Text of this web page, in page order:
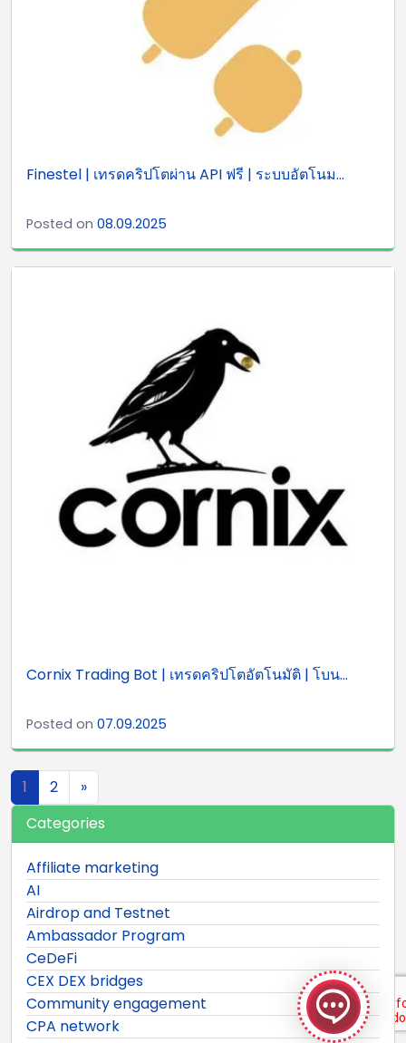
Finestel | เทรดคริปโตผ่าน API ฟรี | ระบบอัตโนม...
Posted on 08.09.2025
Cornix Trading Bot | เทรดคริปโตอัตโนมัติ | โบน...
Posted on 07.09.2025
Posts navigation
1 2
»
Categories
Affiliate marketing
AI
Airdrop and Testnet
Ambassador Program
CeDeFi
CEX DEX bridges
Community engagement
CPA network
GeekyBot
online
Welcome to GeekyBot! Let me